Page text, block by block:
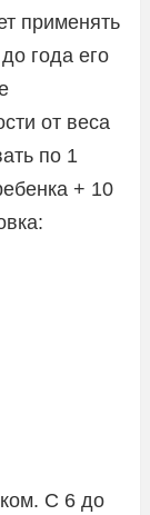
применять
года его
от веса
по 1
+ 10
С 6 до